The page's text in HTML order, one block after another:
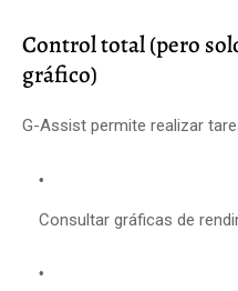
Control total (pero
gráfico)
G-Assist permite realizar
Consultar gráficas de